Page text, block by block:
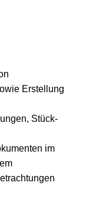
Erstellung
Stück-
im